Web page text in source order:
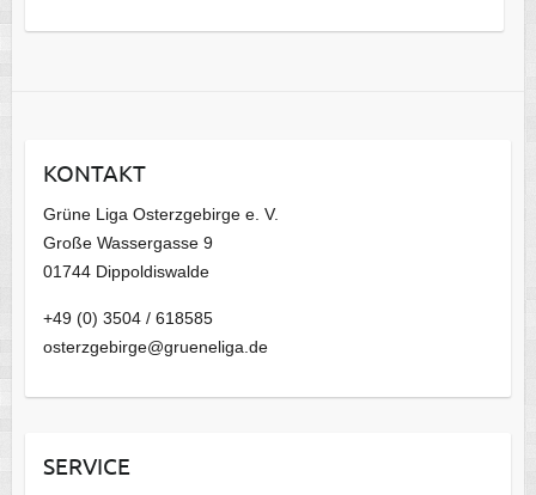
a
v
KONTAKT
Grüne Liga Osterzgebirge e. V.
Große Wassergasse 9
01744 Dippoldiswalde
+49 (0) 3504 / 618585
osterzgebirge@grueneliga.de
SERVICE